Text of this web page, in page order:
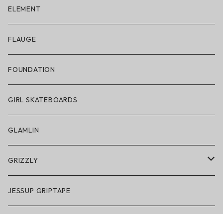
ELECTRIC × ON THE ROAM
アパレル
帽子
サングラス
スノーゴーグル
アクセサリー・小物
ELEMENT
FLAUGE
FOUNDATION
GIRL SKATEBOARDS
GLAMLIN
GRIZZLY
GRIZZLY × POLeR
JESSUP GRIPTAPE